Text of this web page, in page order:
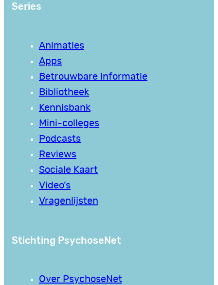
Series
Animaties
Apps
Betrouwbare informatie
Bibliotheek
Kennisbank
Mini-colleges
Podcasts
Reviews
Sociale Kaart
Video’s
Vragenlijsten
Stichting PsychoseNet
Over PsychoseNet